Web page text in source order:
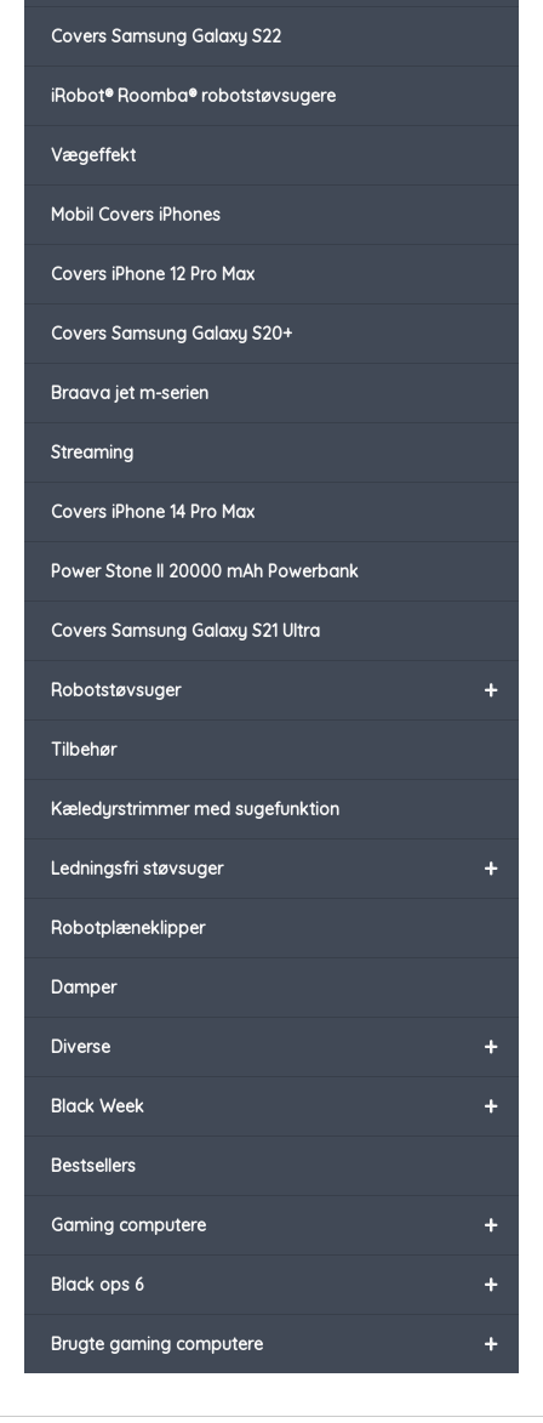
Covers Samsung Galaxy S22
iRobot® Roomba® robotstøvsugere
Vægeffekt
Mobil Covers iPhones
Covers iPhone 12 Pro Max
Covers Samsung Galaxy S20+
Braava jet m-serien
Streaming
Covers iPhone 14 Pro Max
Power Stone II 20000 mAh Powerbank
Covers Samsung Galaxy S21 Ultra
+
Robotstøvsuger
Tilbehør
Kæledyrstrimmer med sugefunktion
+
Ledningsfri støvsuger
Robotplæneklipper
Damper
+
Diverse
+
Black Week
Bestsellers
+
Gaming computere
+
Black ops 6
+
Brugte gaming computere